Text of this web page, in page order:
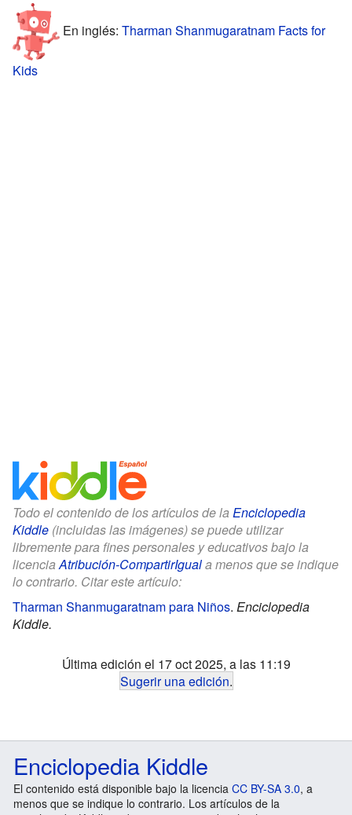
En inglés: Tharman Shanmugaratnam Facts for
Kids
Todo el contenido de los artículos de la Enciclopedia
Kiddle (incluidas las imágenes) se puede utilizar
libremente para fines personales y educativos bajo la
licenciaAtribución-CompartirIguala menos que se indique
lo contrario. Citar este artículo:
Tharman Shanmugaratnam para Niños. Enciclopedia
Kiddle.
Última edición el 17 oct 2025, a las 11:19
Sugerir una edición.
Enciclopedia Kiddle
El contenido está disponible bajo la licencia CC BY-SA 3.0, a
menos que se indique lo contrario. Los artículos de la